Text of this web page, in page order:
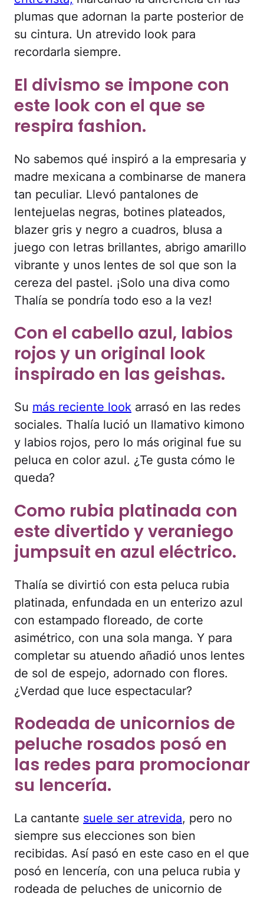
plumas que adornan la parte posterior de
su cintura. Un atrevido look para
recordarla siempre.
El divismo se impone con
este look con el que se
respira fashion.
No sabemos qué inspiró a la empresaria y
madre mexicana a combinarse de manera
tan peculiar. Llevó pantalones de
lentejuelas negras, botines plateados,
blazer gris y negro a cuadros, blusa a
juego con letras brillantes, abrigo amarillo
vibrante y unos lentes de sol que son la
cereza del pastel. ¡Solo una diva como
Thalía se pondría todo eso a la vez!
Con el cabello azul, labios
rojos y un original look
inspirado en las geishas.
Su más reciente look arrasó en las redes
sociales. Thalía lució un llamativo kimono
y labios rojos, pero lo más original fue su
peluca en color azul. ¿Te gusta cómo le
queda?
Como rubia platinada con
este divertido y veraniego
jumpsuit en azul eléctrico.
Thalía se divirtió con esta peluca rubia
platinada, enfundada en un enterizo azul
con estampado floreado, de corte
asimétrico, con una sola manga. Y para
completar su atuendo añadió unos lentes
de sol de espejo, adornado con flores.
¿Verdad que luce espectacular?
Rodeada de unicornios de
peluche rosados posó en
las redes para promocionar
su lencería.
La cantante suele ser atrevida, pero no
siempre sus elecciones son bien
recibidas. Así pasó en este caso en el que
posó en lencería, con una peluca rubia y
rodeada de peluches de unicornio de